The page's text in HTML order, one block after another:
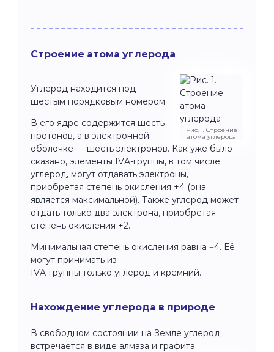
Строение атома углерода
Рис. 1. Строение
атома углерода
Углерод находится под
шестым порядковым номером.
В его ядре содержится шесть
протонов, а в электронной
оболочке — шесть электронов. Как уже было
сказано, элементы IVA-группы, в том числе
углерод, могут отдавать электроны,
приобретая степень окисления +4 (она
является максимальной). Также углерод может
отдать только два электрона, приобретая
степень окисления +2.
Минимальная степень окисления равна −4. Её
могут принимать из
IVA-группы только углерод и кремний.
Нахождение углерода в природе
В свободном состоянии на Земле углерод
встречается в виде алмаза и графита.